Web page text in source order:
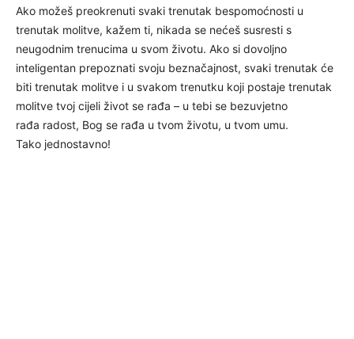
Ako možeš preokrenuti svaki trenutak bespomoćnosti u
trenutak molitve, kažem ti, nikada se nećeš susresti s
neugodnim trenucima u svom životu. Ako si dovoljno
inteligentan prepoznati svoju beznačajnost, svaki trenutak će
biti trenutak molitve i u svakom trenutku koji postaje trenutak
molitve tvoj cijeli život se rađa – u tebi se bezuvjetno
rađa radost, Bog se rađa u tvom životu, u tvom umu.
Tako jednostavno!